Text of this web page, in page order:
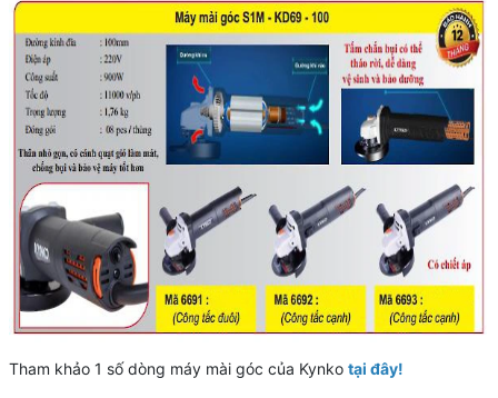
Tham khảo 1 số dòng máy mài góc của Kynko tại đây!